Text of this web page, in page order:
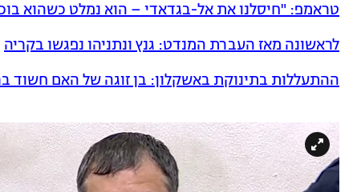
טראמפ: "חיסלנו את אל-בגדאדי – הוא נמלט כשהוא
לראשונה מאז העברת המנדט: גנץ ונתניהו נפגשו בקריה
ההתעללות בתינוקת באשקלון: בן זוגה של האם חשוד